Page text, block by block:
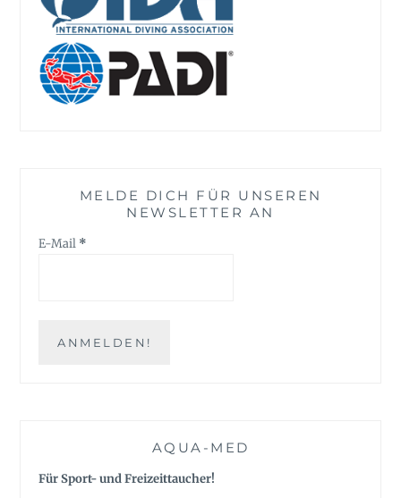
MELDE DICH FÜR UNSEREN
NEWSLETTER AN
E-Mail *
AQUA-MED
Für Sport- und Freizeittaucher!